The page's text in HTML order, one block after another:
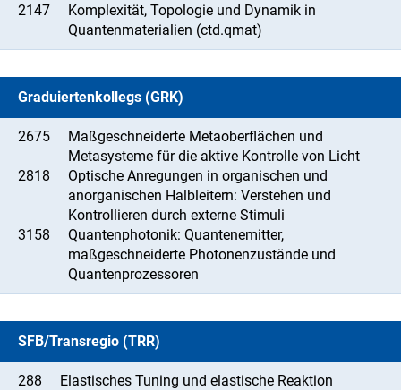
2147
Komplexität, Topologie und Dynamik in
Quantenmaterialien (ctd.qmat)
Graduiertenkollegs (GRK)
2675
Maßgeschneiderte Metaoberflächen und
Metasysteme für die aktive Kontrolle von Licht
2818
Optische Anregungen in organischen und
anorganischen Halbleitern: Verstehen und
Kontrollieren durch externe Stimuli
3158
Quantenphotonik: Quantenemitter,
maßgeschneiderte Photonenzustände und
Quantenprozessoren
SFB/Transregio (TRR)
288
Elastisches Tuning und elastische Reaktion